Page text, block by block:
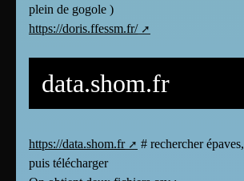
plein de gogole )
https://doris.ffessm.fr/
data.shom.fr
https://data.shom.fr
# rechercher épaves,
puis télécharger